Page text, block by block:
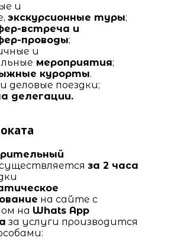
и
экскурсионные туры;
встреча и
проводы;
и
мероприятия;
курорты.
и деловые поездки;
делегации.
за 2 часа
на сайте с
на Whats App
за услуги производится